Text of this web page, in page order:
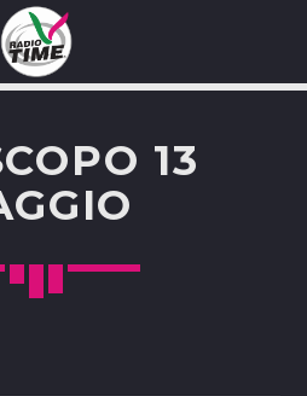
SITO WEB:
13